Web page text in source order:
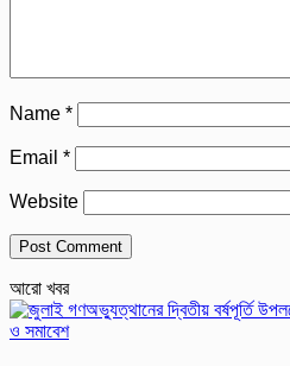
Name *
Email *
Website
আরো খবর